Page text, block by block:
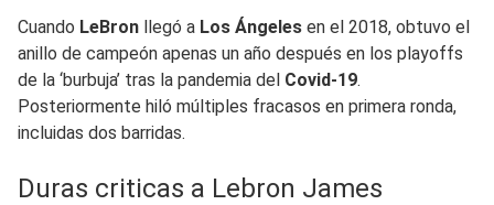
Cuando LeBron llegó a Los Ángeles en el 2018, obtuvo el
anillo de campeón apenas un año después en los playoffs
de la ‘burbuja’ tras la pandemia del Covid-19.
Posteriormente hiló múltiples fracasos en primera ronda,
incluidas dos barridas.
Duras criticas a Lebron James